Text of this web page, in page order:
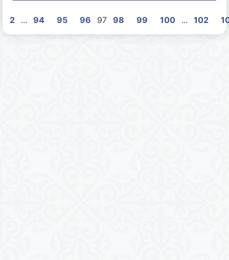
2 ... 94 95 96 97 98 99 100 ... 102